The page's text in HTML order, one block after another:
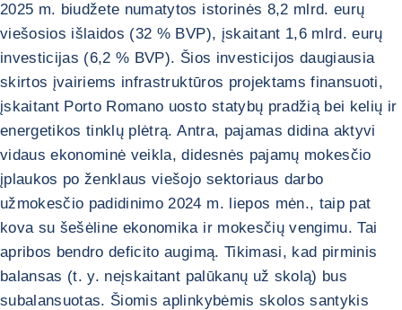
2025 m. biudžete numatytos istorinės 8,2 mlrd. eurų
viešosios išlaidos (32 % BVP), įskaitant 1,6 mlrd. eurų
investicijas (6,2 % BVP). Šios investicijos daugiausia
skirtos įvairiems infrastruktūros projektams finansuoti,
įskaitant Porto Romano uosto statybų pradžią bei kelių ir
energetikos tinklų plėtrą. Antra, pajamas didina aktyvi
vidaus ekonominė veikla, didesnės pajamų mokesčio
įplaukos po ženklaus viešojo sektoriaus darbo
užmokesčio padidinimo 2024 m. liepos mėn., taip pat
kova su šešėline ekonomika ir mokesčių vengimu. Tai
apribos bendro deficito augimą. Tikimasi, kad pirminis
balansas (t. y. neįskaitant palūkanų už skolą) bus
subalansuotas. Šiomis aplinkybėmis skolos santykis